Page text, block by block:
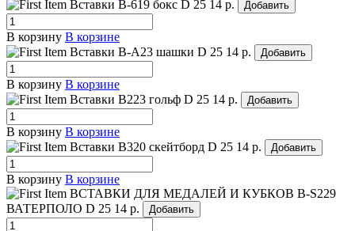
Вставки B-619 бокс D 25 14 р. Добавить
В корзину В корзине
Вставки B-A23 шашки D 25 14 р. Добавить
В корзину В корзине
Вставки B223 гольф D 25 14 р. Добавить
В корзину В корзине
Вставки B320 скейтборд D 25 14 р. Добавить
В корзину В корзине
ВСТАВКИ ДЛЯ МЕДАЛЕЙ И КУБКОВ B-S229
ВАТЕРПОЛО D 25 14 р. Добавить